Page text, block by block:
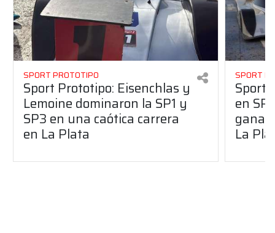
SPORT PROTOTIPO
Sport Prototipo: Eisenchlas y
Lemoine dominaron la SP1 y
SP3 en una caótica carrera
en La Plata
SPORT
Sport
en
La